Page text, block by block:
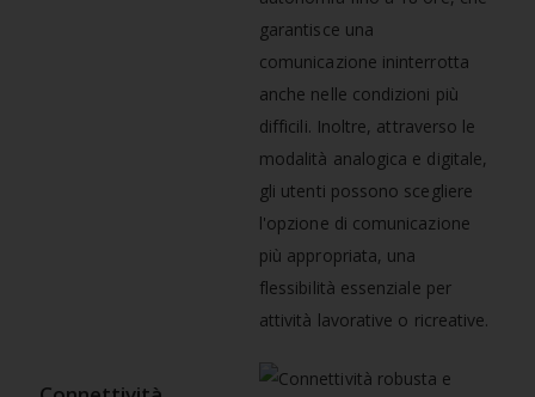
garantisce una
comunicazione ininterrotta
anche nelle condizioni più
difficili. Inoltre, attraverso le
modalità analogica e digitale,
gli utenti possono scegliere
l'opzione di comunicazione
più appropriata, una
flessibilità essenziale per
attività lavorative o ricreative.